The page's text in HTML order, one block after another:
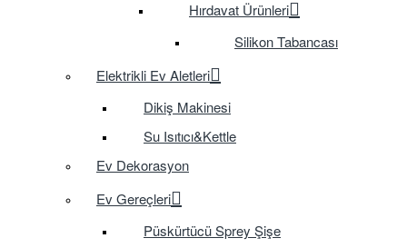
Hırdavat Ürünleri
Silikon Tabancası
Elektrikli Ev Aletleri
Dikiş Makinesi
Su Isıtıcı&Kettle
Ev Dekorasyon
Ev Gereçleri
Püskürtücü Sprey Şişe